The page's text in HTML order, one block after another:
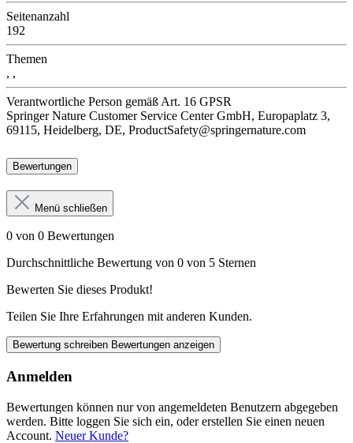
Seitenanzahl
192
Themen
, ,
Verantwortliche Person gemäß Art. 16 GPSR
Springer Nature Customer Service Center GmbH, Europaplatz 3,
69115, Heidelberg, DE, ProductSafety@springernature.com
Bewertungen
Menü schließen
0 von 0 Bewertungen
Durchschnittliche Bewertung von 0 von 5 Sternen
Bewerten Sie dieses Produkt!
Teilen Sie Ihre Erfahrungen mit anderen Kunden.
Bewertung schreiben Bewertungen anzeigen
Anmelden
Bewertungen können nur von angemeldeten Benutzern abgegeben
werden. Bitte loggen Sie sich ein, oder erstellen Sie einen neuen
Account. Neuer Kunde?